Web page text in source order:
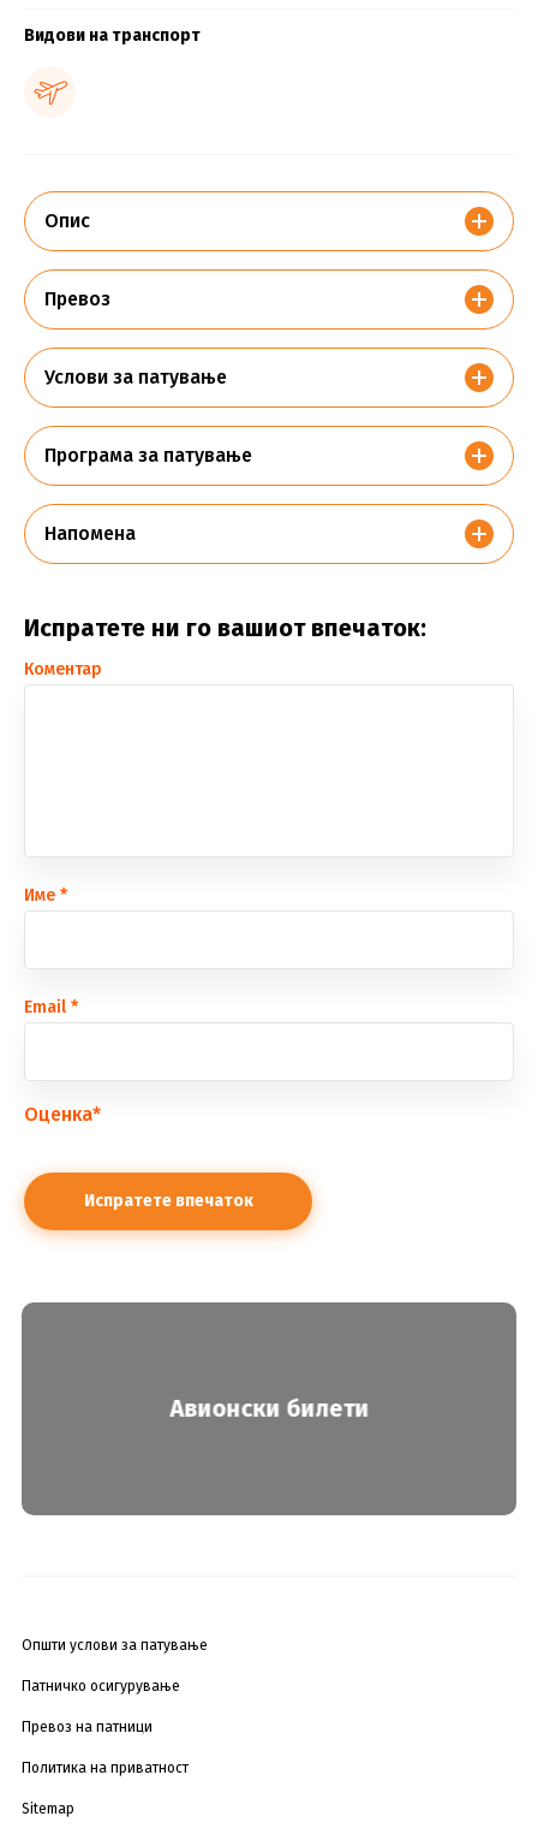
Видови на транспорт
Опис
Превоз
Услови за патување
Програма за патување
Напомена
Испратете ни го вашиот впечаток:
Коментар
Име *
Еmail *
Оценка*
Авионски билети
Општи услови за патување
Патничко осигурување
Превоз на патници
Политика на приватност
Sitemap